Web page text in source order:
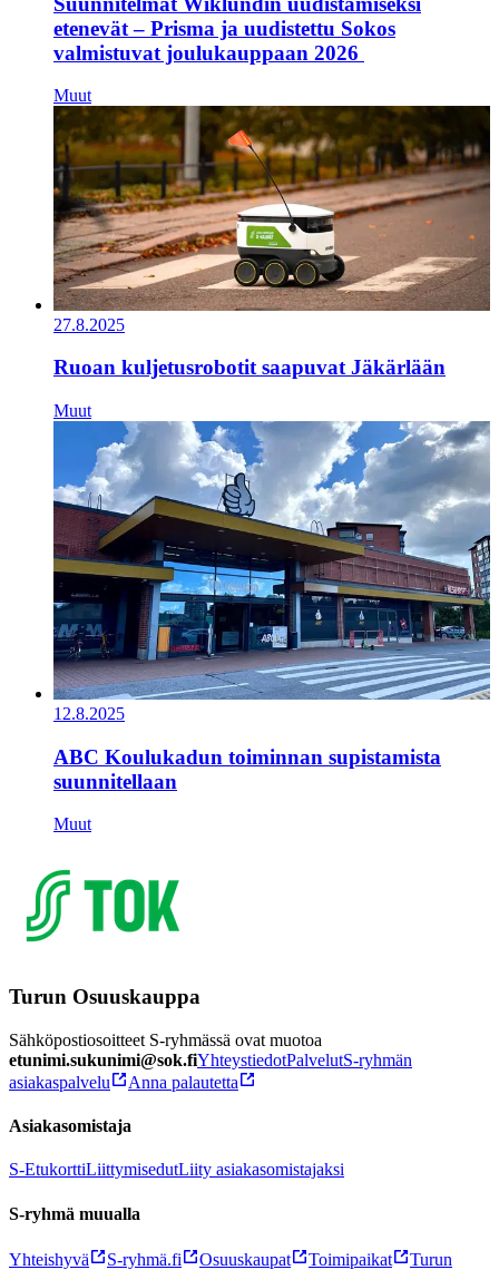
etenevät – Prisma ja uudistettu Sokos
valmistuvat joulukauppaan 2026
Muut
27.8.2025
Ruoan kuljetusrobotit saapuvat Jäkärlään
Muut
12.8.2025
ABC Koulukadun toiminnan supistamista
suunnitellaan
Muut
Turun Osuuskauppa
Sähköpostiosoitteet S-ryhmässä ovat muotoa
etunimi.sukunimi@sok.fiYhteystiedotPalvelutS-ryhmän
asiakaspalvelu
Anna palautetta
Asiakasomistaja
S-EtukorttiLiittymisedutLiity asiakasomistajaksi
S-ryhmä muualla
Yhteishyvä S-ryhmä.fi Osuuskaupat Toimipaikat
Turun